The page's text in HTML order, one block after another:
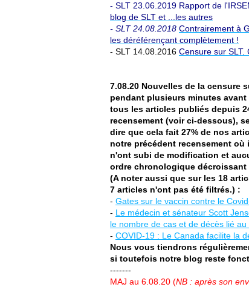
- SLT 23.06.2019 Rapport de
blog de SLT et ...les autres
- SLT 24.08.2018 Contrairement à
les déréférençant complètement !
- SLT 14.08.2016 Censure sur SLT.
7.08.20 Nouvelles de la censure
pendant plusieurs minutes
tous les articles publiés depuis
recensement (voir ci-dessous),
dire que cela fait 27% de nos
notre précédent recensement
n'ont subi de modification et
ordre chronologique
(A noter aussi que sur les 18
7 articles n'ont pas été filtrés.) :
- Gates sur le vaccin contre le
- Le médecin et sénateur Scott
le nombre de cas et de décès lié
- COVID-19 : Le Canada facilite la
Nous vous tiendrons
si toutefois notre blog reste
-------
MAJ au 6.08.20 (NB : après son